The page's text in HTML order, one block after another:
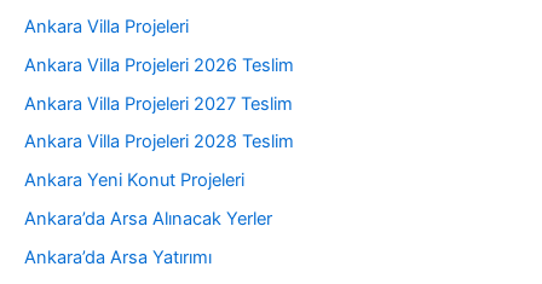
Ankara Villa Projeleri
Ankara Villa Projeleri 2026 Teslim
Ankara Villa Projeleri 2027 Teslim
Ankara Villa Projeleri 2028 Teslim
Ankara Yeni Konut Projeleri
Ankara’da Arsa Alınacak Yerler
Ankara’da Arsa Yatırımı